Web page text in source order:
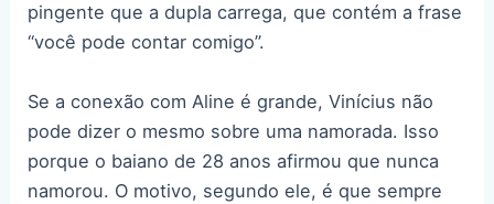
pingente que a dupla carrega, que contém a frase
“você pode contar comigo”.
Se a conexão com Aline é grande, Vinícius não
pode dizer o mesmo sobre uma namorada. Isso
porque o baiano de 28 anos afirmou que nunca
namorou. O motivo, segundo ele, é que sempre